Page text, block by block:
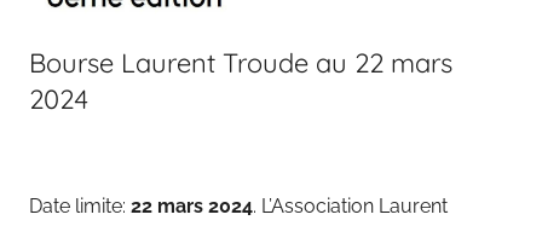
Bourse Laurent Troude au 22 mars
2024
Date limite: 22 mars 2024. L’Association Laurent